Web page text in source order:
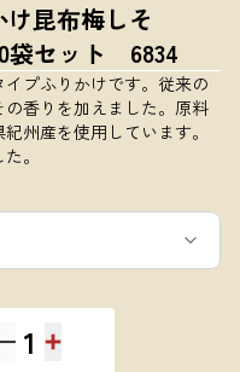
昆布梅しそ
セット 6834
プふりかけです。従来の
香りを加えました。原料
州産を使用しています。
。
1